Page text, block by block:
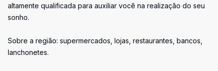
altamente qualificada para auxiliar você na realização do seu
sonho.
Sobre a região: supermercados, lojas, restaurantes, bancos,
lanchonetes.